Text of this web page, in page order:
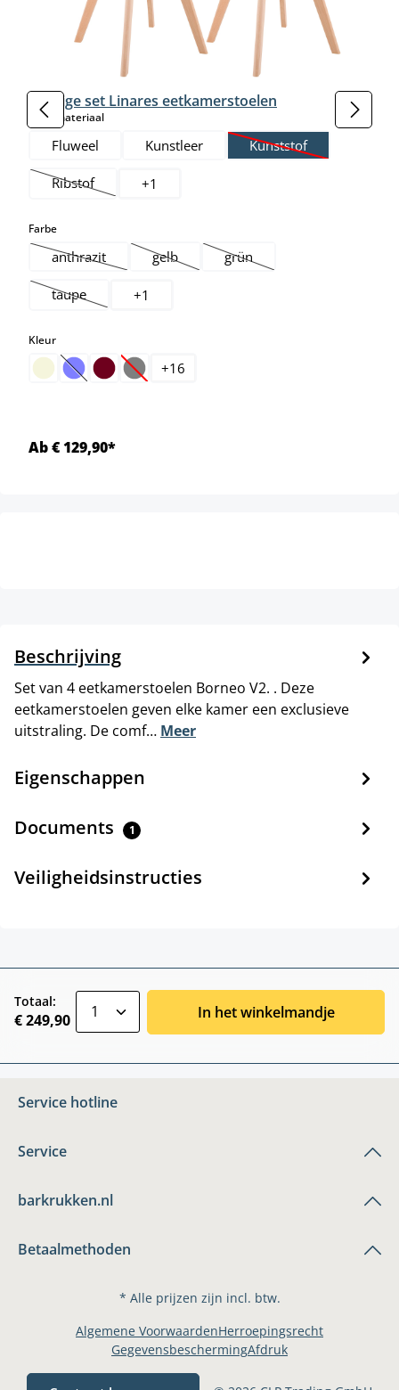
4-delige set Linares eetkamerstoelen
Basismateriaalselect
Fluweel Kunstleer Kunststof
(Deze optie is
Ribstof
(Deze optie is momenteel niet beschikbaar.)
+1
Farbeselect
anthrazit
(Deze optie is momenteel niet beschikbaar.)
gelb
(Deze optie is momenteel niet beschikbaar.)
grün
(Deze optie is momenteel niet
taupe
(Deze optie is momenteel niet beschikbaar.)
+1
Kleurselect
(Deze optie is momenteel niet beschikbaar.)
(Deze optie is momenteel niet beschikbaar.)
+16
Ab € 129,90*
Beschrijving
Set van 4 eetkamerstoelen Borneo V2. . Deze
eetkamerstoelen geven elke kamer een exclusieve
uitstraling. De comf… Meer
Eigenschappen
Documents 1
Veiligheidsinstructies
Totaal:
€ 249,90 In het winkelmandje
Service hotline
Service
barkrukken.nl
Betaalmethoden
* Alle prijzen zijn incl. btw.
Algemene VoorwaardenHerroepingsrecht
GegevensbeschermingAfdruk